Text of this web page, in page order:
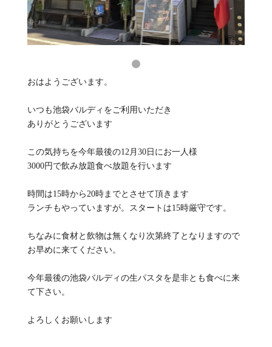
おはようございます。
いつも池袋バルディをご利用いただき
ありがとうございます
この気持ちを今年最後の12月30日にお一人様
3000円で飲み放題食べ放題を行います
時間は15時から20時までとさせて頂きます
ランチもやっていますが。スタートは15時厳守です。
ちなみに食材と飲物は無くなり次第終了となりますので
お早めに来てください。
今年最後の池袋バルディの生パスタを是非とも食べに来
て下さい。
よろしくお願いします